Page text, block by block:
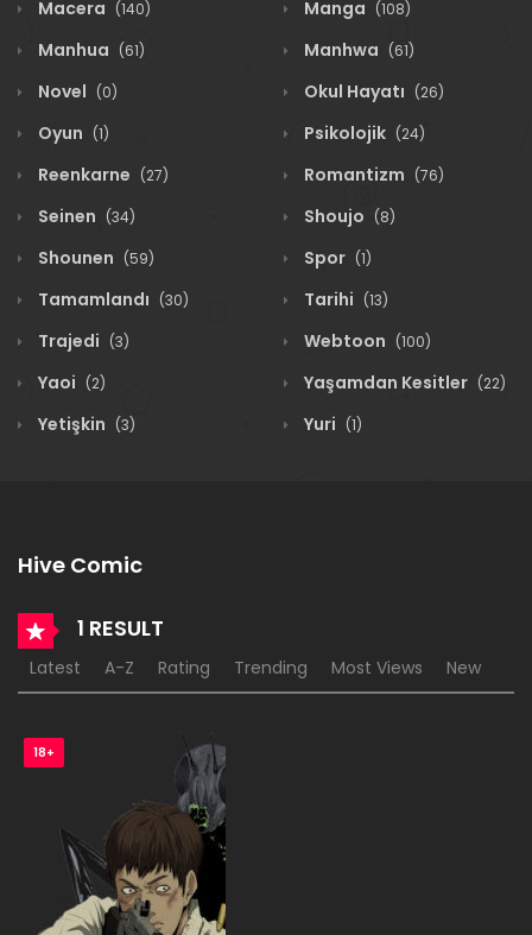
Macera (140) Manga (108)
Manhua (61) Manhwa (61)
Novel (0) Okul Hayatı (26)
Oyun (1) Psikolojik (24)
Reenkarne (27) Romantizm (76)
Seinen (34) Shoujo (8)
Shounen (59) Spor (1)
Tamamlandı (30) Tarihi (13)
Trajedi (3) Webtoon (100)
Yaoi (2) Yaşamdan Kesitler (22)
Yetişkin (3) Yuri (1)
Hive Comic
1 RESULT
Latest A-Z Rating Trending Most Views New
18+